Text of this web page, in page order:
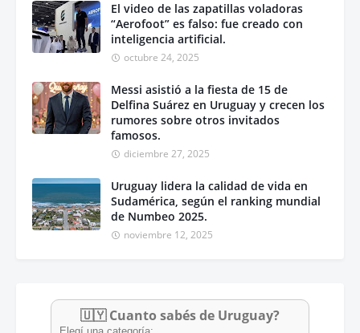
El video de las zapatillas voladoras
“Aerofoot” es falso: fue creado con
inteligencia artificial.
octubre 24, 2025
Messi asistió a la fiesta de 15 de
Delfina Suárez en Uruguay y crecen los
rumores sobre otros invitados
famosos.
diciembre 27, 2025
Uruguay lidera la calidad de vida en
Sudamérica, según el ranking mundial
de Numbeo 2025.
noviembre 12, 2025
🇺🇾 Cuanto sabés de Uruguay?